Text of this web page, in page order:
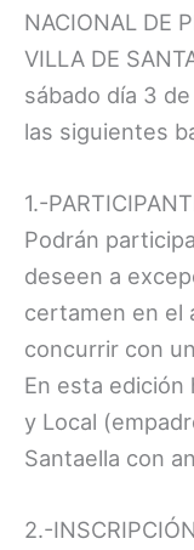
NACIONAL DE
VILLA DE
sábado día 3
las siguientes
1.-
Podrán
deseen a
certamen en el
concurrir con
En esta edición
y Local
Santaella con
2.-INSCRIPCIÓN